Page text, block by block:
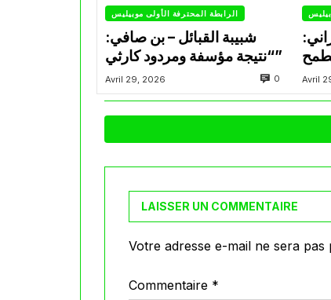
الرابطة المحترفة الأولى موبيليس
شبيبة القبائل – بن صافي:
“نتيجة مؤسفة ومردود كارثي”
Avril 29, 2026 0 Avril
LAISSER UN COMMENTAIRE
Votre adresse e-mail ne sera pas
Commentaire *